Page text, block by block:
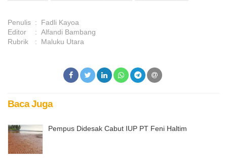
Penulis :
Fadli Kayoa
Editor
: Alfandi Bambang
Rubrik
: Maluku Utara
Baca Juga
Pempus Didesak Cabut IUP PT Feni Haltim